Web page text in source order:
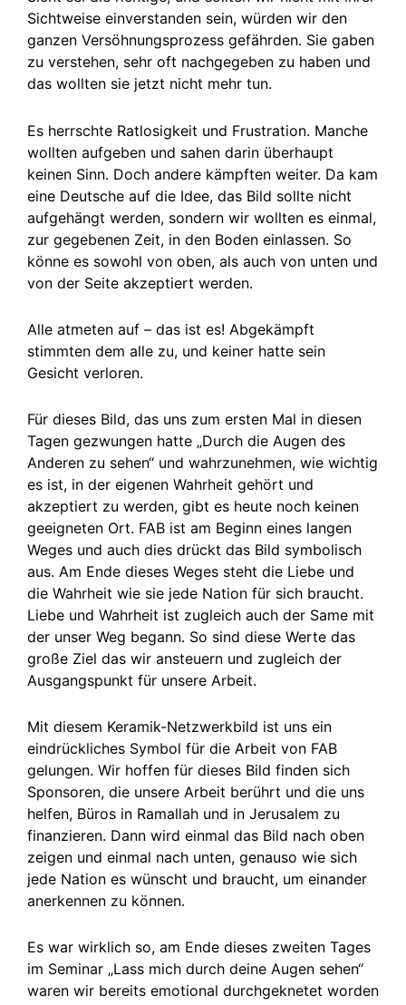
Sichtweise einverstanden sein, würden wir den
ganzen Versöhnungsprozess gefährden. Sie gaben
zu verstehen, sehr oft nachgegeben zu haben und
das wollten sie jetzt nicht mehr tun.
Es herrschte Ratlosigkeit und Frustration. Manche
wollten aufgeben und sahen darin überhaupt
keinen Sinn. Doch andere kämpften weiter. Da kam
eine Deutsche auf die Idee, das Bild sollte nicht
aufgehängt werden, sondern wir wollten es einmal,
zur gegebenen Zeit, in den Boden einlassen. So
könne es sowohl von oben, als auch von unten und
von der Seite akzeptiert werden.
Alle atmeten auf – das ist es! Abgekämpft
stimmten dem alle zu, und keiner hatte sein
Gesicht verloren.
Für dieses Bild, das uns zum ersten Mal in diesen
Tagen gezwungen hatte „Durch die Augen des
Anderen zu sehen“ und wahrzunehmen, wie wichtig
es ist, in der eigenen Wahrheit gehört und
akzeptiert zu werden, gibt es heute noch keinen
geeigneten Ort. FAB ist am Beginn eines langen
Weges und auch dies drückt das Bild symbolisch
aus. Am Ende dieses Weges steht die Liebe und
die Wahrheit wie sie jede Nation für sich braucht.
Liebe und Wahrheit ist zugleich auch der Same mit
der unser Weg begann. So sind diese Werte das
große Ziel das wir ansteuern und zugleich der
Ausgangspunkt für unsere Arbeit.
Mit diesem Keramik-Netzwerkbild ist uns ein
eindrückliches Symbol für die Arbeit von FAB
gelungen. Wir hoffen für dieses Bild finden sich
Sponsoren, die unsere Arbeit berührt und die uns
helfen, Büros in Ramallah und in Jerusalem zu
finanzieren. Dann wird einmal das Bild nach oben
zeigen und einmal nach unten, genauso wie sich
jede Nation es wünscht und braucht, um einander
anerkennen zu können.
Es war wirklich so, am Ende dieses zweiten Tages
im Seminar „Lass mich durch deine Augen sehen“
waren wir bereits emotional durchgeknetet worden